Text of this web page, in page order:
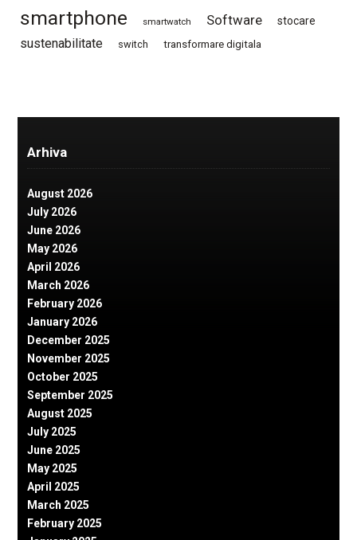
smartphone smartwatch Software stocare
sustenabilitate switch transformare digitala
Arhiva
August 2026
July 2026
June 2026
May 2026
April 2026
March 2026
February 2026
January 2026
December 2025
November 2025
October 2025
September 2025
August 2025
July 2025
June 2025
May 2025
April 2025
March 2025
February 2025